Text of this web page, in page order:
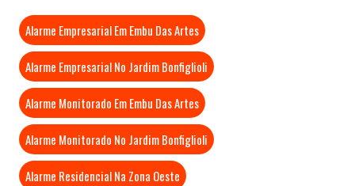
Alarme Empresarial Em Embu Das Artes
Alarme Empresarial No Jardim Bonfiglioli
Alarme Monitorado Em Embu Das Artes
Alarme Monitorado No Jardim Bonfiglioli
Alarme Residencial Na Zona Oeste